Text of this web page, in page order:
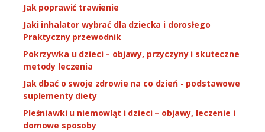
Jak poprawić trawienie
Jaki inhalator wybrać dla dziecka i dorosłego
Praktyczny przewodnik
Pokrzywka u dzieci – objawy, przyczyny i skuteczne
metody leczenia
Jak dbać o swoje zdrowie na co dzień - podstawowe
suplementy diety
Pleśniawki u niemowląt i dzieci – objawy, leczenie i
domowe sposoby